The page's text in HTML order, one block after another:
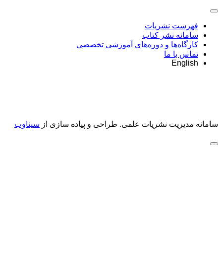
فهرست نشریات
سامانه نشر کتاب
کارگاه‌ها و دوره‌های آموزشی تخصصی
تماس با ما
English
سامانه مدیریت نشریات علمی. طراحی و پیاده سازی از سیناوب